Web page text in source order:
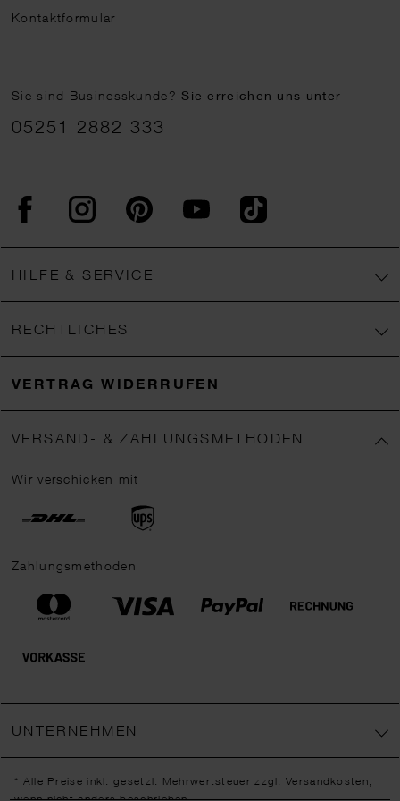
Kontaktformular
Sie sind Businesskunde?Sie erreichen uns unter
05251 2882 333
FacebookInstagram PinterestYouTubeTikTok
HILFE & SERVICE
RECHTLICHES
VERTRAG WIDERRUFEN
VERSAND- & ZAHLUNGSMETHODEN
Wir verschicken mit
Zahlungsmethoden
UNTERNEHMEN
* Alle Preise inkl. gesetzl. Mehrwertsteuer zzgl.Versandkosten,